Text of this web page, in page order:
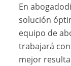
En
solución
equipo de
trabajará
mejor